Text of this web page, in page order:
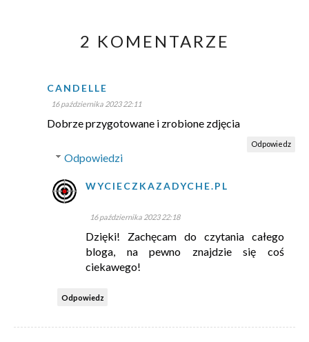
2 KOMENTARZE
CANDELLE
16 października 2023 22:11
Dobrze przygotowane i zrobione zdjęcia
Odpowiedz
Odpowiedzi
WYCIECZKAZADYCHE.PL
16 października 2023 22:18
Dzięki! Zachęcam do czytania całego
bloga, na pewno znajdzie się coś
ciekawego!
Odpowiedz